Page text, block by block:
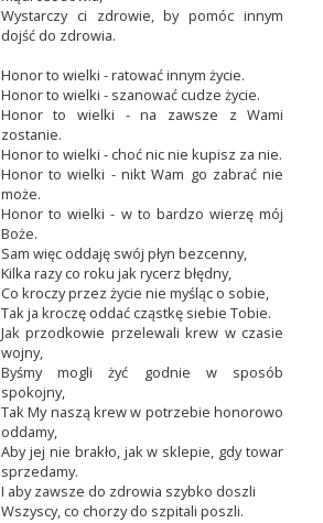
Wystarczy ci zdrowie, by pomóc innym
dojść do zdrowia.
Honor to wielki - ratować innym życie.
Honor to wielki - szanować cudze życie.
Honor to wielki - na zawsze z Wami
zostanie.
Honor to wielki - choć nic nie kupisz za nie.
Honor to wielki - nikt Wam go zabrać nie
może.
Honor to wielki - w to bardzo wierzę mój
Boże.
Sam więc oddaję swój płyn bezcenny,
Kilka razy co roku jak rycerz błędny,
Co kroczy przez życie nie myśląc o sobie,
Tak ja kroczę oddać cząstkę siebie Tobie.
Jak przodkowie przelewali krew w czasie
wojny,
Byśmy mogli żyć godnie w sposób
spokojny,
Tak My naszą krew w potrzebie honorowo
oddamy,
Aby jej nie brakło, jak w sklepie, gdy towar
sprzedamy.
I aby zawsze do zdrowia szybko doszli
Wszyscy, co chorzy do szpitali poszli.